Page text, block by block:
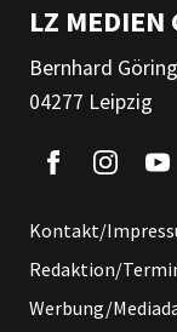
LZ MEDIEN
Bernhard
04277 Leipzig
Kontakt/
Redaktion/
Werbung/